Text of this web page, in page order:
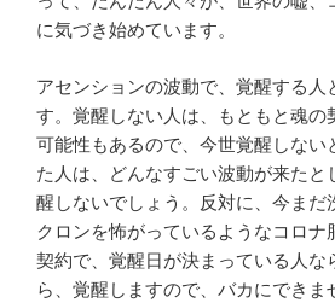
に気づき始めています。
アセンションの波動で、覚醒する人
す。覚醒しない人は、もともと魂の
可能性もあるので、今世覚醒しない
た人は、どんなすごい波動が来たと
醒しないでしょう。反対に、今まだ
クロンを怖がっているようなコロナ
契約で、覚醒日が決まっている人な
ら、覚醒しますので、バカにできま